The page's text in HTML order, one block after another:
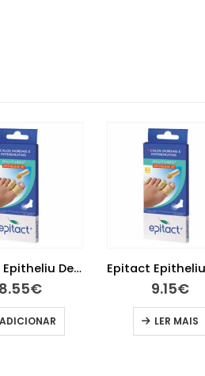
Epitact Epitheliu Dedeira Ts
8.55€
ADICIONAR
9.15€
LER MAIS